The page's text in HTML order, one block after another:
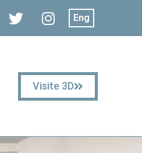
Eng
Visite 3D